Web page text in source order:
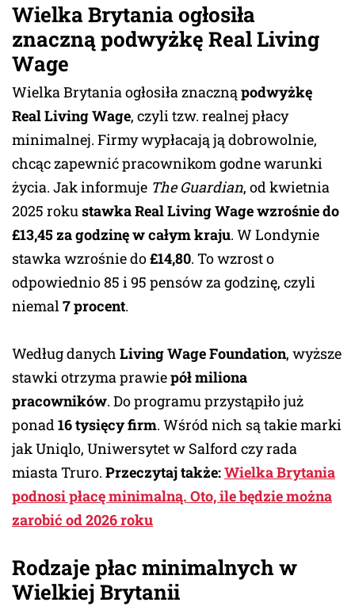
Wielka Brytania ogłosiła
znaczną podwyżkę Real Living
Wage
Wielka Brytania ogłosiła znacznąpodwyżkę
Real Living Wage, czyli tzw. realnej płacy
minimalnej. Firmy wypłacają ją dobrowolnie,
chcąc zapewnić pracownikom godne warunki
życia. Jak informuje The Guardian, od kwietnia
2025 rokustawka Real Living Wage wzrośnie do
£13,45 za godzinę w całym kraju. W Londynie
stawka wzrośnie do£14,80. To wzrost o
odpowiednio 85 i 95 pensów za godzinę, czyli
niemal7 procent.
Według danych Living Wage Foundation, wyższe
stawki otrzyma prawiepół miliona
pracowników. Do programu przystąpiło już
ponad16 tysięcy firm. Wśród nich są takie marki
jak Uniqlo, Uniwersytet w Salford czy rada
miasta Truro. Przeczytaj także:Wielka Brytania
podnosi płacę minimalną. Oto, ile będzie można
zarobić od 2026 roku
Rodzaje płac minimalnych w
Wielkiej Brytanii